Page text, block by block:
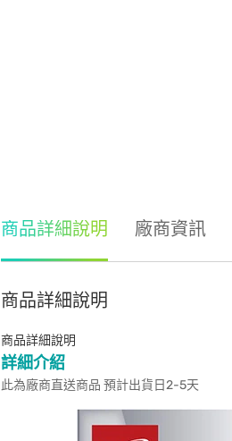
商品詳細說明 廠商資訊
商品詳細說明
商品詳細說明
詳細介紹
此為廠商直送商品 預計出貨日2-5天